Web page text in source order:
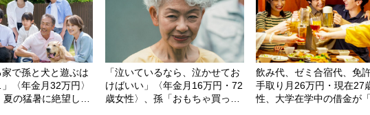
説】
家で孫と犬と遊ぶは
〈年金月32万円〉
の猛暑に絶望した
「泣いているなら、泣かせてお
けばいい」〈年金月16万円・72
歳女性〉、孫「おもちゃ買っ
飲み代、ゼミ合宿代、免
手取り月26万円・現在27
性、大学在学中の借金が